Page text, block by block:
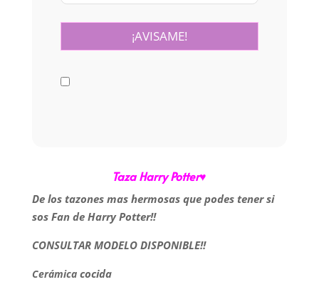
Taza Harry Potter♥
De los tazones mas hermosas que podes tener si
sos Fan de Harry Potter!!
CONSULTAR MODELO DISPONIBLE!!
Cerámicacocida